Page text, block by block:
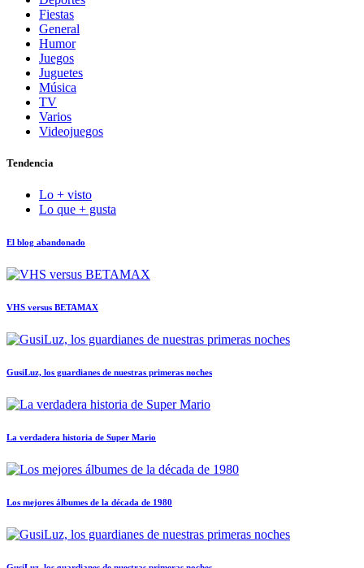
Fiestas
General
Humor
Juegos
Juguetes
Música
TV
Varios
Videojuegos
Tendencia
Lo + visto
Lo que + gusta
El blog abandonado
VHS versus BETAMAX
GusiLuz, los guardianes de nuestras primeras noches
La verdadera historia de Super Mario
Los mejores álbumes de la década de 1980